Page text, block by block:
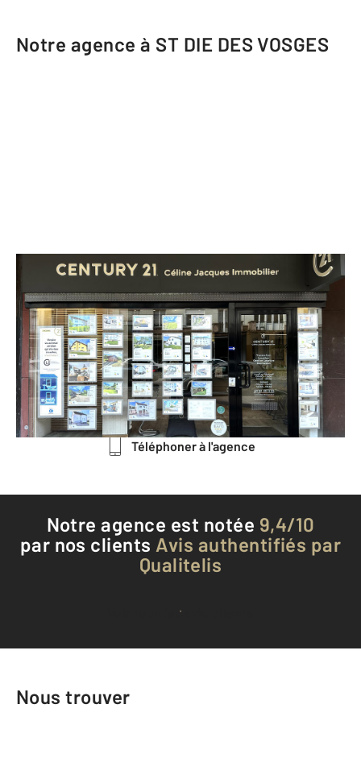
Notre agence à ST DIE DES VOSGES
CENTURY 21 Céline Jacques
Immobilier
33 rue Thiers
ST DIE DES VOSGES - 88100
Envoyer un message
Téléphoner à l'agence
Notre agence est notée 9,4/10
par nos clients Avis authentifiés par
Qualitelis
Voir tous les avis clients
Nous trouver